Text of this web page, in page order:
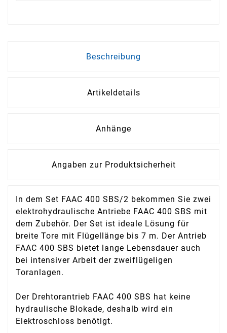
Beschreibung
Artikeldetails
Anhänge
Angaben zur Produktsicherheit
In dem Set FAAC 400 SBS/2 bekommen Sie zwei
elektrohydraulische Antriebe FAAC 400 SBS mit
dem Zubehör. Der Set ist ideale Lösung für
breite Tore mit Flügellänge bis 7 m. Der Antrieb
FAAC 400 SBS bietet lange Lebensdauer auch
bei intensiver Arbeit der zweiflügeligen
Toranlagen.
Der Drehtorantrieb FAAC 400 SBS hat keine
hydraulische Blokade, deshalb wird ein
Elektroschloss benötigt.